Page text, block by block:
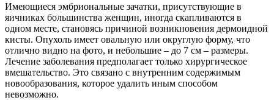
Имеющиеся эмбриональные зачатки, присутствующие в
яичниках большинства женщин, иногда скапливаются в
одном месте, становясь причиной возникновения дермоидной
кисты. Опухоль имеет овальную или округлую форму, что
отлично видно на фото, и небольшие – до 7 см – размеры.
Лечение заболевания предполагает только хирургическое
вмешательство. Это связано с внутренним содержимым
новообразования, которое удалить иным способом
невозможно.